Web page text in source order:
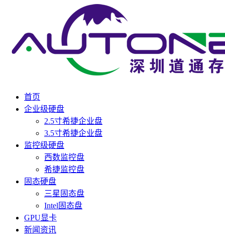
首页
企业级硬盘
2.5寸希捷企业盘
3.5寸希捷企业盘
监控级硬盘
西数监控盘
希捷监控盘
固态硬盘
三星固态盘
Intel固态盘
GPU显卡
新闻资讯